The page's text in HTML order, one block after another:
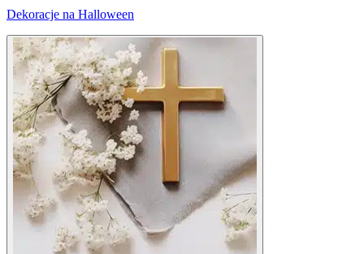
Dekoracje na Halloween